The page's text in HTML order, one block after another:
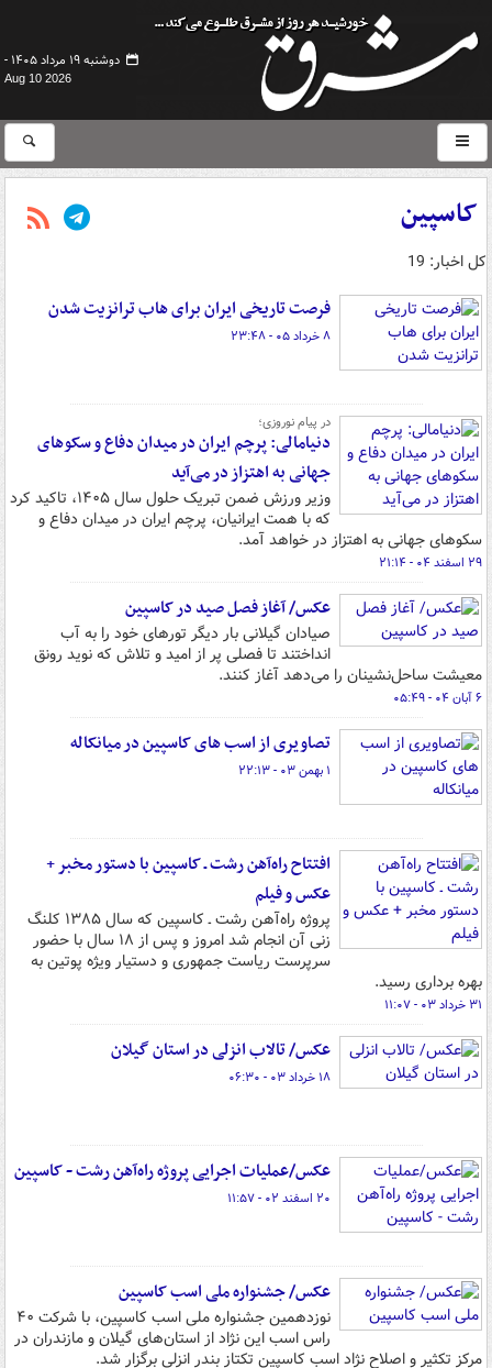
دوشنبه ۱۹ مرداد ۱۴۰۵ -
Aug 10 2026
کاسپین
کل اخبار: 19
فرصت تاریخی ایران برای هاب ترانزیت شدن
۸ خرداد ۰۵ - ۲۳:۴۸
در پیام نوروزی؛
دنیامالی: پرچم ایران در میدان دفاع و سکوهای
جهانی به اهتزاز در می‌آید
وزیر ورزش ضمن تبریک حلول سال ۱۴۰۵، تاکید کرد
که با همت ایرانیان، پرچم ایران در میدان دفاع و
سکوهای جهانی به اهتزاز در خواهد آمد.
۲۹ اسفند ۰۴ - ۲۱:۱۴
عکس/ آغاز فصل صید در کاسپین
صیادان گیلانی بار دیگر تورهای خود را به آب
انداختند تا فصلی پر از امید و تلاش که نوید رونق
معیشت ساحل‌نشینان را می‌دهد آغاز کنند.
۶ آبان ۰۴ - ۰۵:۴۹
تصاویری از اسب های کاسپین در میانکاله
۱ بهمن ۰۳ - ۲۲:۱۳
افتتاح راه‌آهن رشت ـ کاسپین با دستور مخبر +
عکس و فیلم
پروژه راه‌آهن رشت ـ کاسپین که سال ۱۳۸۵ کلنگ
زنی آن انجام شد امروز و پس از ۱۸ سال با حضور
سرپرست ریاست جمهوری و دستیار ویژه پوتین به
بهره برداری رسید.
۳۱ خرداد ۰۳ - ۱۱:۰۷
عکس/ تالاب انزلی در استان گیلان
۱۸ خرداد ۰۳ - ۰۶:۳۰
عکس/عملیات اجرایی پروژه راه‌آهن رشت - کاسپین
۲۰ اسفند ۰۲ - ۱۱:۵۷
عکس/ جشنواره ملی اسب کاسپین
نوزدهمین جشنواره ملی اسب کاسپین، با شرکت ۴۰
راس اسب این نژاد از استان‌های گیلان و مازندران در
مرکز تکثیر و اصلاح نژاد اسب کاسپین تکتاز بندر انزلی برگزار شد.